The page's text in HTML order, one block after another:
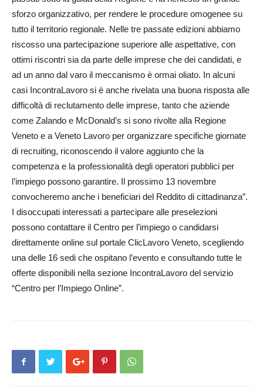
sforzo organizzativo, per rendere le procedure omogenee su
tutto il territorio regionale. Nelle tre passate edizioni abbiamo
riscosso una partecipazione superiore alle aspettative, con
ottimi riscontri sia da parte delle imprese che dei candidati, e
ad un anno dal varo il meccanismo è ormai oliato. In alcuni
casi IncontraLavoro si è anche rivelata una buona risposta alle
difficoltà di reclutamento delle imprese, tanto che aziende
come Zalando e McDonald’s si sono rivolte alla Regione
Veneto e a Veneto Lavoro per organizzare specifiche giornate
di recruiting, riconoscendo il valore aggiunto che la
competenza e la professionalità degli operatori pubblici per
l’impiego possono garantire. Il prossimo 13 novembre
convocheremo anche i beneficiari del Reddito di cittadinanza”.
I disoccupati interessati a partecipare alle preselezioni
possono contattare il Centro per l’impiego o candidarsi
direttamente online sul portale ClicLavoro Veneto, scegliendo
una delle 16 sedi che ospitano l’evento e consultando tutte le
offerte disponibili nella sezione IncontraLavoro del servizio
“Centro per l’Impiego Online”.